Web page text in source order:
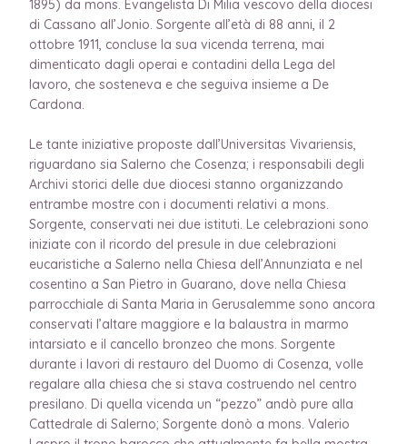
1895) da mons. Evangelista Di Milia vescovo della diocesi
di Cassano all’Jonio. Sorgente all’età di 88 anni, il 2
ottobre 1911, concluse la sua vicenda terrena, mai
dimenticato dagli operai e contadini della Lega del
lavoro, che sosteneva e che seguiva insieme a De
Cardona.
Le tante iniziative proposte dall’Universitas Vivariensis,
riguardano sia Salerno che Cosenza; i responsabili degli
Archivi storici delle due diocesi stanno organizzando
entrambe mostre con i documenti relativi a mons.
Sorgente, conservati nei due istituti. Le celebrazioni sono
iniziate con il ricordo del presule in due celebrazioni
eucaristiche a Salerno nella Chiesa dell’Annunziata e nel
cosentino a San Pietro in Guarano, dove nella Chiesa
parrocchiale di Santa Maria in Gerusalemme sono ancora
conservati l’altare maggiore e la balaustra in marmo
intarsiato e il cancello bronzeo che mons. Sorgente
durante i lavori di restauro del Duomo di Cosenza, volle
regalare alla chiesa che si stava costruendo nel centro
presilano. Di quella vicenda un “pezzo” andò pure alla
Cattedrale di Salerno; Sorgente donò a mons. Valerio